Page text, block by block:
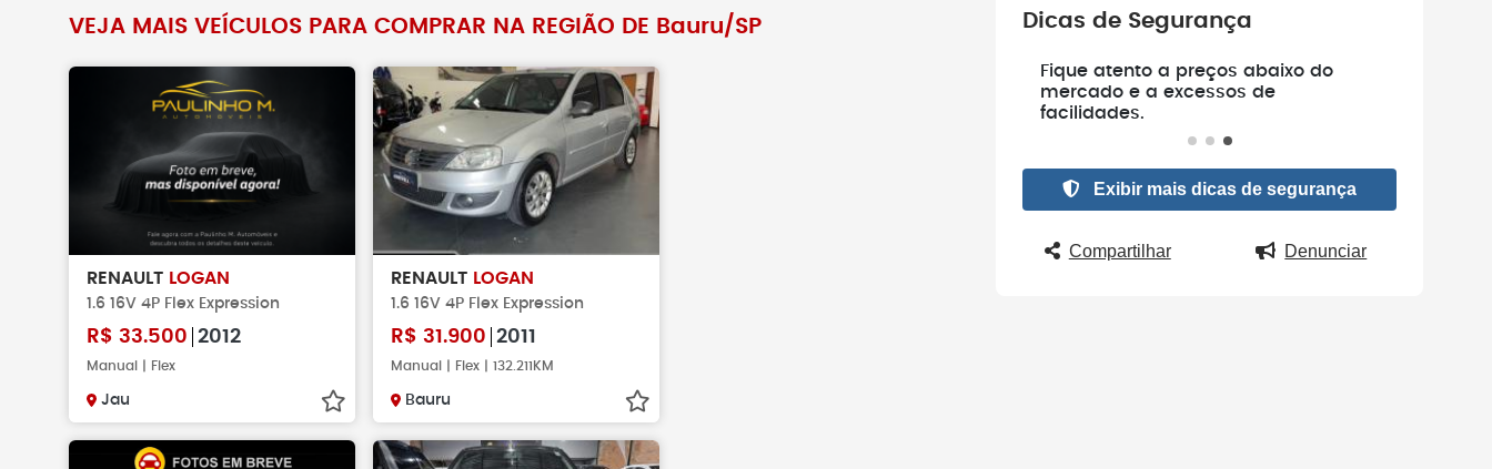
VEJA MAIS VEÍCULOS PARA COMPRAR NA REGIÃO DE Bauru/SP
RENAULT LOGAN
1.6 16V 4P Flex Expression
R$ 33.500 2012
Manual | Flex
Jau
RENAULT LOGAN
1.6 16V 4P Flex Expression
R$ 31.900 2011
Manual | Flex | 132.211KM
Bauru
Dicas de Segurança
Não faça pagamentos antes de
verificar se o veículo realmente
existe.
Fique atento a preços abaixo do
mercado e a excessos de
facilidades.
Exibir mais dicas de segurança
Compartilhar Denunciar